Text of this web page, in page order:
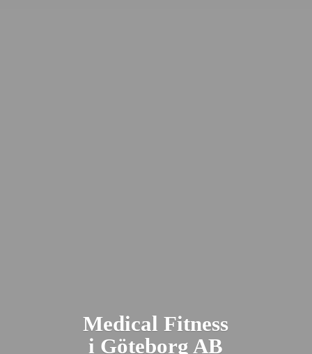
Medical Fitness
i Göteborg AB